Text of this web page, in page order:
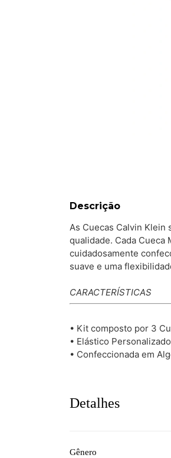
Descrição
As Cuecas Calvin
qualidade. Cada Cueca
cuidadosamente
suave e uma
CARACTERÍSTICAS
• Kit composto por 3
• Elástico Personalizado
• Confeccionada em
Detalhes
Gênero